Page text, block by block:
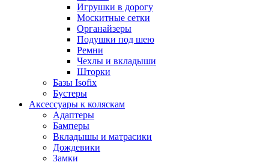
Игрушки в дорогу
Москитные сетки
Органайзеры
Подушки под шею
Ремни
Чехлы и вкладыши
Шторки
Базы Isofix
Бустеры
Аксессуары к коляскам
Адаптеры
Бамперы
Вкладышы и матрасики
Дождевики
Замки